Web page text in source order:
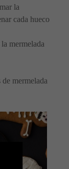
la
cada hueco
mermelada
mermelada